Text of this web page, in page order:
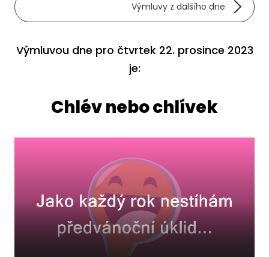
Výmluvy z dalšího dne
Výmluvou dne pro čtvrtek 22. prosince 2023
je:
Chlév nebo chlívek